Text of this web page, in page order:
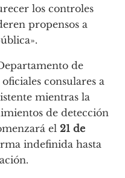
los controles
propensos a
de
consulares a
mientras la
de detección
el 21 de
indefinida hasta